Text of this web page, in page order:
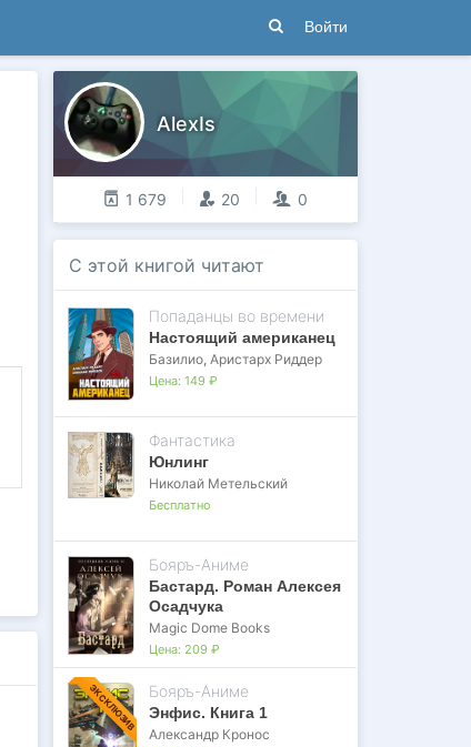
Войти
AlexIs
1 679 20 0
С этой книгой читают
Попаданцы во времени
Настоящий американец
Базилио, Аристарх Риддер
Цена: 149 ₽
Фантастика
Юнлинг
Николай Метельский
Бесплатно
Бояръ-Аниме
Бастард. Роман Алексея
Осадчука
Magic Dome Books
Цена: 209 ₽
ЭКСКЛЮЗИВ Бояръ-Аниме
Энфис. Книга 1
Александр Кронос